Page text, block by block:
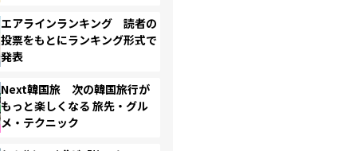
エアラインランキング 読者の
投票をもとにランキング形式で
発表
Next韓国旅 次の韓国旅行が
もっと楽しくなる 旅先・グル
メ・テクニック